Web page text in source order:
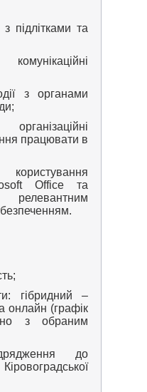
підлітками та
з органами
працювати в
Office та
гібридний –
онлайн (графік
з обраним
до